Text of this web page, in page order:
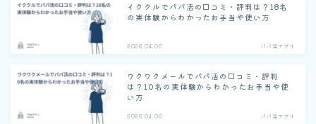
イククルでパパ活の口コミ・評判は？18名
の実体験からわかったお手当や使い方
2026.04.06 パパ活アプリ
ワクワクメールでパパ活の口コミ・評判
は？10名の実体験からわかったお手当や使
い方
2026.04.06 パパ活アプリ